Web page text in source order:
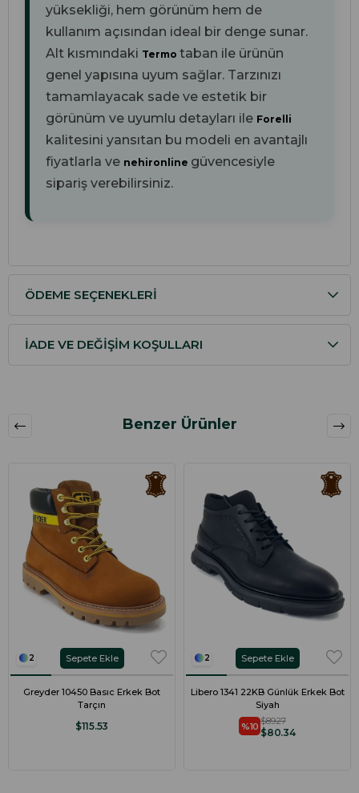
yüksekliği, hem görünüm hem de
kullanım açısından ideal bir denge sunar.
Alt kısmındaki Termo taban ile ürünün
genel yapısına uyum sağlar. Tarzınızı
tamamlayacak sade ve estetik bir
görünüm ve uyumlu detayları ile Forelli
kalitesini yansıtan bu modeli en avantajlı
fiyatlarla ve nehironline güvencesiyle
sipariş verebilirsiniz.
ÖDEME SEÇENEKLERI
İADE VE DEĞIŞIM KOŞULLARI
Benzer Ürünler
2
Greyder 10450 Basıc Erkek Bot
Tarçın
$115.53
Sepete Ekle 2
Libero 1341 22KB Günlük Erkek Bot
Siyah
%10 $80.34
$89.27
Sepete Ekle